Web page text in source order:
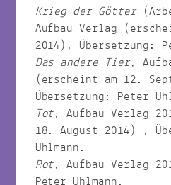
Krieg der Götter
Aufbau Verlag
2014), Übersetzung:
Das andere Tier,
(erscheint am 12.
Übersetzung: Peter
Tot, Aufbau Verlag
18. August 2014) ,
Uhlmann.
Rot, Aufbau Verlag